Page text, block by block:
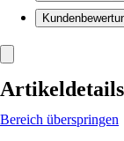
Artikeldetails
Bereich überspringen